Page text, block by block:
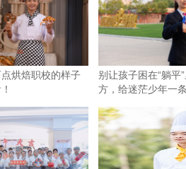
烘焙职校的样子
别让孩子困在“躺平
方，给迷茫少年一